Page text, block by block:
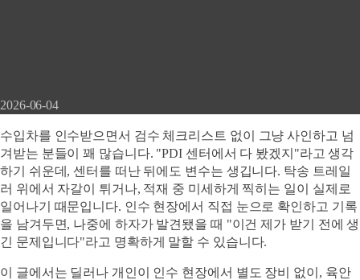
2026-06-04
수입차를 인수받으면서 검수 체크리스트 없이 그냥 사인하고 넘
겨받는 분들이 꽤 많습니다. "PDI 센터에서 다 봤겠지"라고 생각
하기 쉬운데, 센터를 떠난 뒤에도 변수는 생깁니다. 탁송 트레일
러 위에서 자갈이 튀거나, 적재 중 미세하게 찍히는 일이 실제로
일어나기 때문입니다. 인수 현장에서 직접 눈으로 확인하고 기록
을 남겨두면, 나중에 하자가 발견됐을 때 "이건 제가 받기 전에 생
긴 문제입니다"라고 명확하게 말할 수 있습니다.
이 글에서는 딜러나 개인이 인수 현장에서 별도 장비 없이, 육안